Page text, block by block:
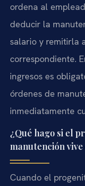
ordena al
deducir la
salario y remitirla
correspondiente.
ingresos es
órdenes de
inmediatamente
¿Qué hago si el
manutención
Cuando el